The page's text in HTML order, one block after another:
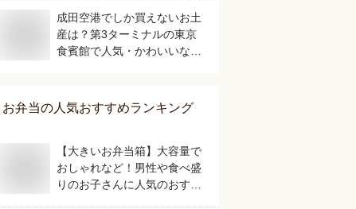
成田空港でしか買えないお土
産は？第3ターミナルの東京
食賓館で人気・かわいいなど
お弁当の人気おすすめランキング
【大きいお弁当箱】大容量で
おしゃれなど！男性や食べ盛
りのお子さんに人気のおすす